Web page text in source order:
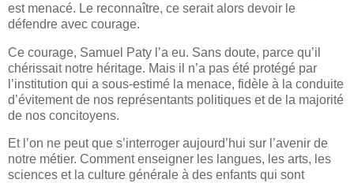
est menacé. Le reconnaître, ce serait alors devoir le
défendre avec courage.
Ce courage, Samuel Paty l’a eu. Sans doute, parce qu’il
chérissait notre héritage. Mais il n’a pas été protégé par
l’institution qui a sous-estimé la menace, fidèle à la conduite
d’évitement de nos représentants politiques et de la majorité
de nos concitoyens.
Et l’on ne peut que s’interroger aujourd’hui sur l’avenir de
notre métier. Comment enseigner les langues, les arts, les
sciences et la culture générale à des enfants qui sont